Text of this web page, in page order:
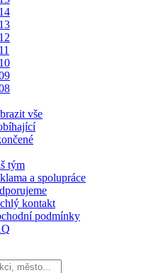
vše
tým
a spolupráce
kontakt
podmínky